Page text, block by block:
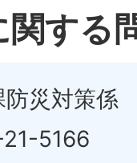
関する
災対策係
5166